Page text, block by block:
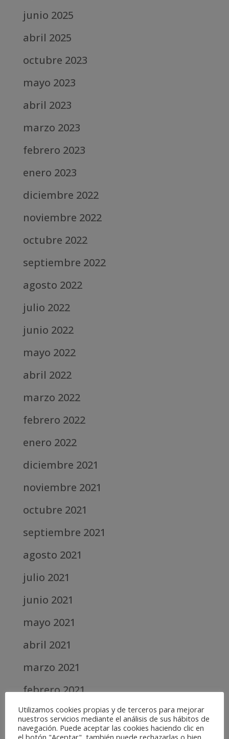
junio 2025
abril 2025
octubre 2023
mayo 2023
abril 2023
marzo 2023
febrero 2023
enero 2023
diciembre 2022
noviembre 2022
octubre 2022
septiembre 2022
agosto 2022
julio 2022
junio 2022
mayo 2022
abril 2022
marzo 2022
febrero 2022
enero 2022
diciembre 2021
noviembre 2021
octubre 2021
septiembre 2021
agosto 2021
julio 2021
junio 2021
mayo 2021
abril 2021
marzo 2021
febrero 2021
diciembre 2020
abril 2020
Utilizamos cookies propias y de terceros para mejorar
nuestros servicios mediante el análisis de sus hábitos de
navegación. Puede aceptar las cookies haciendo clic en
el botón "Aceptar", también puede rechazarlas o bien